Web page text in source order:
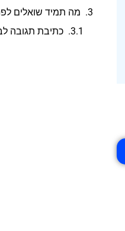
כתיבת תגובה